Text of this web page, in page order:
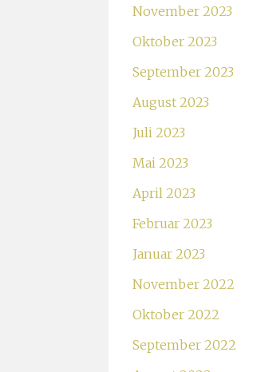
November 2023
Oktober 2023
September 2023
August 2023
Juli 2023
Mai 2023
April 2023
Februar 2023
Januar 2023
November 2022
Oktober 2022
September 2022